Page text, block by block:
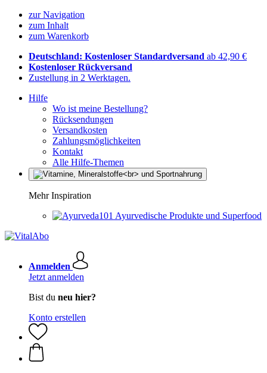
zur Navigation
zum Inhalt
zum Warenkorb
Deutschland: Kostenloser Standardversand ab 42,90 €
Kostenloser Rückversand
Zustellung in 2 Werktagen.
Hilfe
Wo ist meine Bestellung?
Rücksendungen
Versandkosten
Zahlungsmöglichkeiten
Kontakt
Alle Hilfe-Themen
Mehr Inspiration
Ayurvedische Produkte und Superfood
Anmelden
Jetzt anmelden
Bist du neu hier?
Konto erstellen